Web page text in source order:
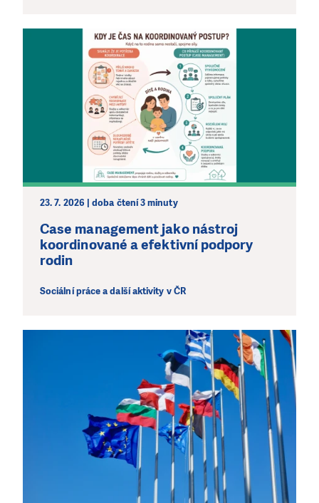
23. 7. 2026 | doba čtení 3 minuty
Case management jako nástroj
koordinované a efektivní podpory
rodin
Sociální práce a další aktivity v ČR